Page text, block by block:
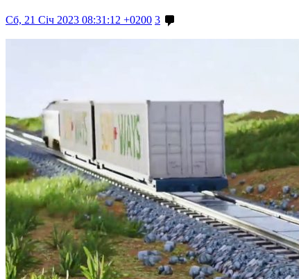
Сб, 21 Січ 2023 08:31:12 +0200 3